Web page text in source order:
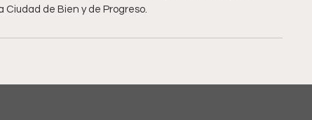
de Bien y de Progreso.